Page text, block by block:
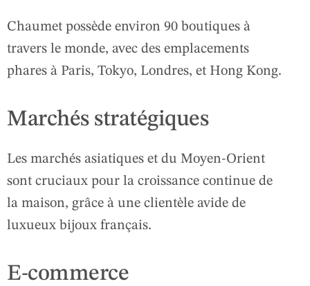
Chaumet possède environ 90 boutiques à
travers le monde, avec des emplacements
phares à Paris, Tokyo, Londres, et Hong Kong.
Marchés stratégiques
Les marchés asiatiques et du Moyen-Orient
sont cruciaux pour la croissance continue de
la maison, grâce à une clientèle avide de
luxueux bijoux français.
E-commerce